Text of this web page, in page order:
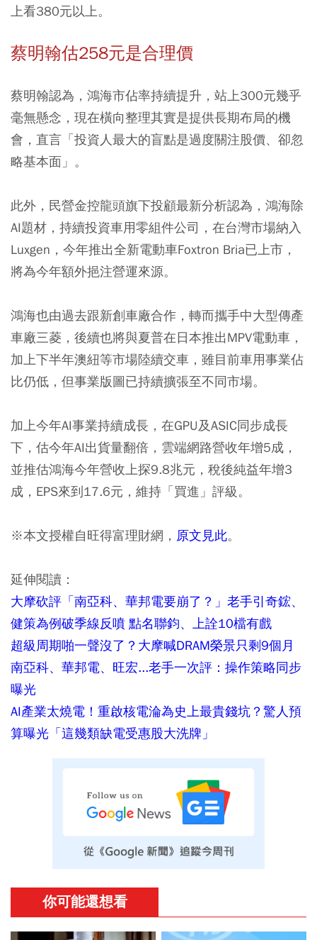
上看380元以上。
蔡明翰估258元是合理價
蔡明翰認為，鴻海市佔率持續提升，站上300元幾乎
毫無懸念，現在橫向整理其實是提供長期布局的機
會，直言「投資人最大的盲點是過度關注股價、卻忽
略基本面」。
此外，民營金控龍頭旗下投顧最新分析認為，鴻海除
AI題材，持續投資車用零組件公司，在台灣市場納入
Luxgen，今年推出全新電動車Foxtron Bria已上市，
將為今年額外挹注營運來源。
鴻海也由過去跟新創車廠合作，轉而攜手中大型傳產
車廠三菱，後續也將與夏普在日本推出MPV電動車，
加上下半年澳紐等市場陸續交車，雖目前車用事業佔
比仍低，但事業版圖已持續擴張至不同市場。
加上今年AI事業持續成長，在GPU及ASIC同步成長
下，估今年AI出貨量翻倍，雲端網路營收年增5成，
並推估鴻海今年營收上探9.8兆元，稅後純益年增3
成，EPS來到17.6元，維持「買進」評級。
※本文授權自旺得富理財網， 原文見此。
延伸閱讀：
大摩砍評「南亞科、華邦電要崩了？」老手引奇鋐、
健策為例破季線反噴 點名聯鈞、上詮10檔有戲
超級周期啪一聲沒了？大摩喊DRAM榮景只剩9個月
南亞科、華邦電、旺宏...老手一次評：操作策略同步
曝光
AI產業太燒電！重啟核電淪為史上最貴錢坑？驚人預
算曝光「這幾類缺電受惠股大洗牌」